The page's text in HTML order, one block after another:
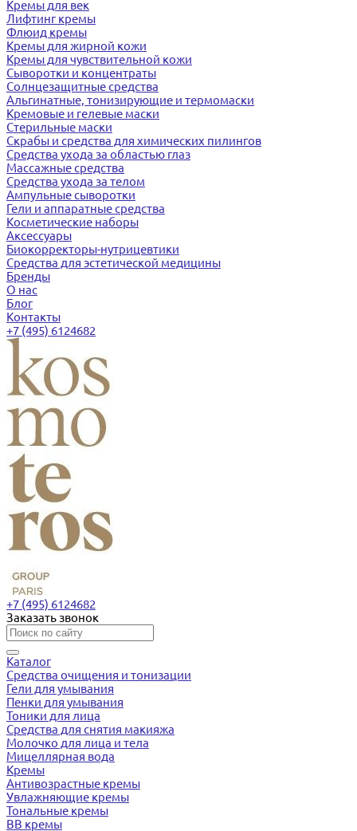
Кремы для век
Лифтинг кремы
Флюид кремы
Кремы для жирной кожи
Кремы для чувствительной кожи
Сыворотки и концентраты
Солнцезащитные средства
Альгинатные, тонизирующие и термомаски
Кремовые и гелевые маски
Стерильные маски
Скрабы и средства для химических пилингов
Средства ухода за областью глаз
Массажные средства
Средства ухода за телом
Ампульные сыворотки
Гели и аппаратные средства
Косметические наборы
Аксессуары
Биокорректоры-нутрицевтики
Средства для эстетической медицины
Бренды
О нас
Блог
Контакты
+7 (495) 6124682
+7 (495) 6124682
Заказать звонок
Каталог
Средства очищения и тонизации
Гели для умывания
Пенки для умывания
Тоники для лица
Средства для снятия макияжа
Молочко для лица и тела
Мицеллярная вода
Кремы
Антивозрастные кремы
Увлажняющие кремы
Тональные кремы
BB кремы